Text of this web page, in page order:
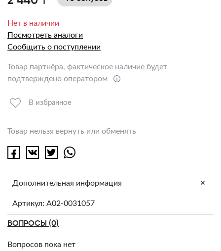
Нет в наличии
Посмотреть аналоги
Сообщить о поступлении
Товар партнёра, фактическое наличие будет
подтверждено оператором
В избранное
Товар нельзя вернуть или обменять
Дополнительная информация +
Артикул: A02-0031057
ВОПРОСЫ (0)
Вопросов пока нет